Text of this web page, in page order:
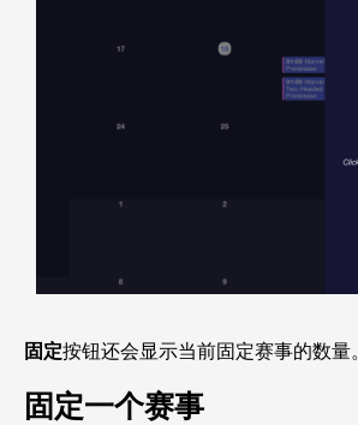
固定按钮还会显示当前固定赛事的数量。
固定一个赛事